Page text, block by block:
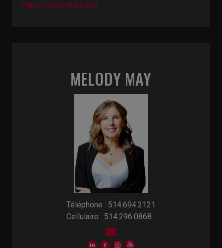
https://www.etsmtl.ca
MELODY MAY
Téléphone : 514.694.2121
Cellulaire : 514.296.0868